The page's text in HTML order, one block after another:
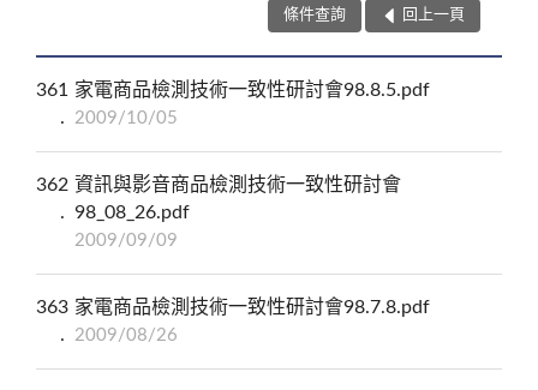
條件查詢 回上一頁
361 家電商品檢測技術一致性研討會98.8.5.pdf
2009/10/05
362 資訊與影音商品檢測技術一致性研討會
98_08_26.pdf
2009/09/09
363 家電商品檢測技術一致性研討會98.7.8.pdf
2009/08/26